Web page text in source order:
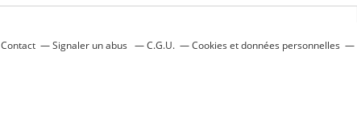
Contact Signaler un abus C.G.U. Cookies et données personnelles